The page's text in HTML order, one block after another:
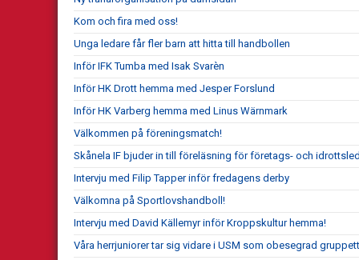
Kom och fira med oss!
Unga ledare får fler barn att hitta till handbollen
Inför IFK Tumba med Isak Svarèn
Inför HK Drott hemma med Jesper Forslund
Inför HK Varberg hemma med Linus Wärnmark
Välkommen på föreningsmatch!
Skånela IF bjuder in till föreläsning för företags- och
Intervju med Filip Tapper inför fredagens derby
Välkomna på Sportlovshandboll!
Intervju med David Källemyr inför Kroppskultur hemma!
Våra herrjuniorer tar sig vidare i USM som obesegrad